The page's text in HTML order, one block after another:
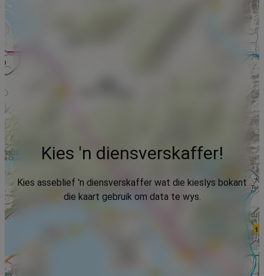
Kies 'n diensverskaffer!
Kies asseblief 'n diensverskaffer wat die kieslys bokant
die kaart gebruik om data te wys.